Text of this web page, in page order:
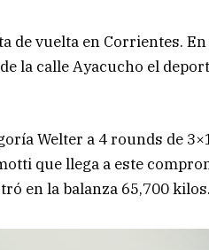
de vuelta en Corrientes.
la calle Ayacucho el
Welter a 4 rounds de
que llega a este
en la balanza 65,700 kilos.